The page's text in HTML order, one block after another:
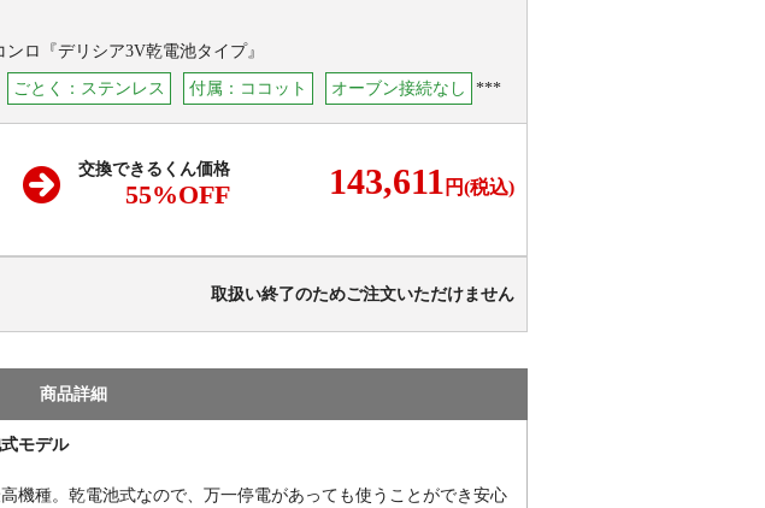
ロ『デリシア3V乾電池タイプ』
ごとく：ステンレス 付属：ココット オーブン接続なし ***
交換できるくん価格
55%OFF 143,611 円(税込)
取扱い終了のためご注文いただけません
商品詳細
モデル
機種。乾電池式なので、万一停電があっても使うことができ安心